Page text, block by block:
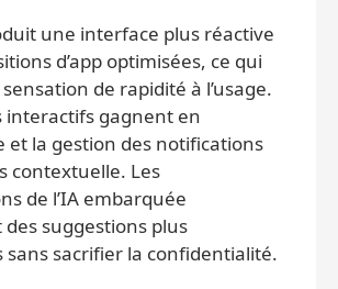
une interface plus réactive
d’app optimisées, ce qui
de rapidité à l’usage.
interactifs gagnent en
et la gestion des notifications
contextuelle. Les
de l’IA embarquée
suggestions plus
sacrifier la confidentialité.